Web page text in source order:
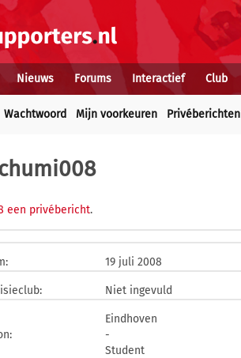
Nieuws Forums Interactief Club
Wachtwoord Mijn voorkeuren Privéberichten
een privébericht.
19 juli 2008
Niet ingevuld
Eindhoven
-
Student